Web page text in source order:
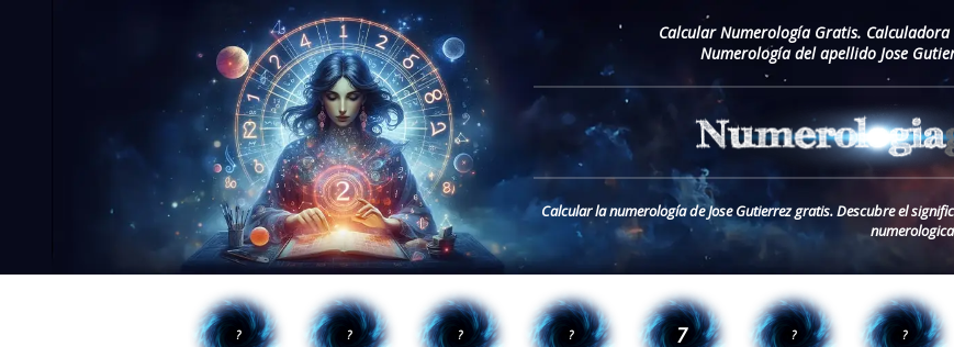
Calcular Numerología Gratis.
Numerología del apellido Jose
Calcular la numerología de Jose Gutierrez gratis. Descubre el